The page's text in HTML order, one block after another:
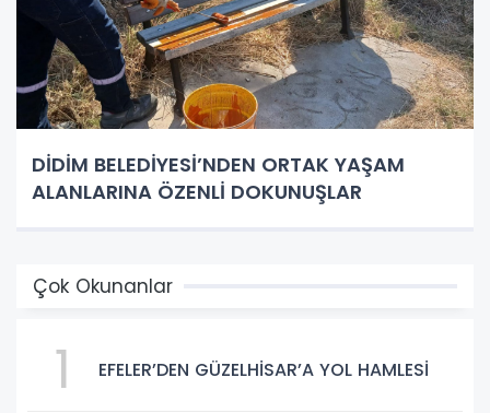
DİDİM BELEDİYESİ’NDEN ORTAK YAŞAM
ALANLARINA ÖZENLİ DOKUNUŞLAR
Çok Okunanlar
1 EFELER’DEN GÜZELHİSAR’A YOL HAMLESİ